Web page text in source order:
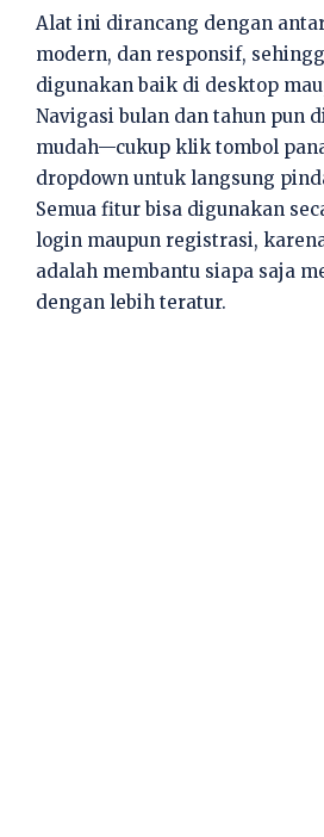
Alat ini dirancang dengan
modern, dan responsif,
digunakan baik di desktop
Navigasi bulan dan tahun pun
mudah—cukup klik tombol
dropdown untuk langsung
Semua fitur bisa digunakan
login maupun registrasi,
adalah membantu siapa saja
dengan lebih teratur.